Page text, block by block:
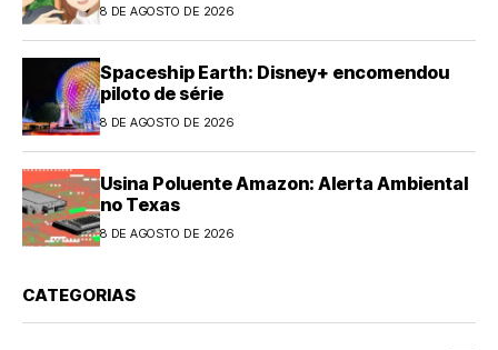
8 DE AGOSTO DE 2026
Spaceship Earth: Disney+ encomendou
piloto de série
8 DE AGOSTO DE 2026
Usina Poluente Amazon: Alerta Ambiental
no Texas
8 DE AGOSTO DE 2026
CATEGORIAS